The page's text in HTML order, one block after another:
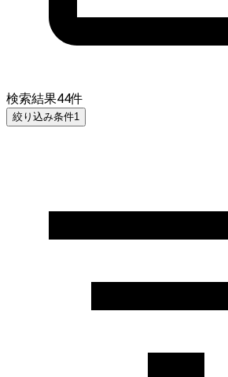
検索結果44件
絞り込み条件1